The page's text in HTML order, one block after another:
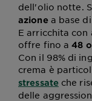
dell'olio notte.
azionea base di
E arricchita con
offre fino a48
Con il 98% di
crema è
stressateche
delle